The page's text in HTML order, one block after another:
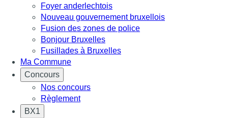
Foyer anderlechtois
Nouveau gouvernement bruxellois
Fusion des zones de police
Bonjour Bruxelles
Fusillades à Bruxelles
Ma Commune
Concours
Nos concours
Règlement
BX1